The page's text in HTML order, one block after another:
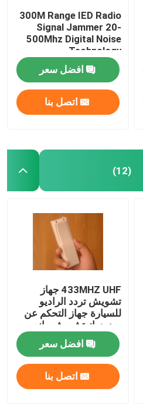
300M Range IED Radio
Signal Jammer 20-
500Mhz Digital Noise
Technology
افضل سعر
اتصل بنا
(12)
433MHZ UHF جهاز
تشويش تردد الراديو
للسيارة جهاز التحكم عن
بعد جهاز تشويش مانع
افضل سعر
اتصل بنا